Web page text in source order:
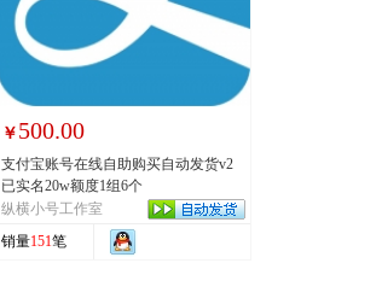
￥ 500.00
支付宝账号在线自助购买自动发货v2
已实名20w额度1组6个
纵横小号工作室
销量151笔